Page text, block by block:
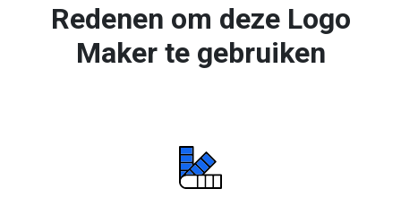
Redenen om deze Logo
Maker te gebruiken